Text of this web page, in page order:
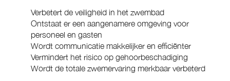
Verbetert de veiligheid in het zwembad
Ontstaat er een aangenamere omgeving voor
personeel en gasten
Wordt communicatie makkelijker en efficiënter
Vermindert het risico op gehoorbeschadiging
Wordt de totale zwemervaring merkbaar verbeterd